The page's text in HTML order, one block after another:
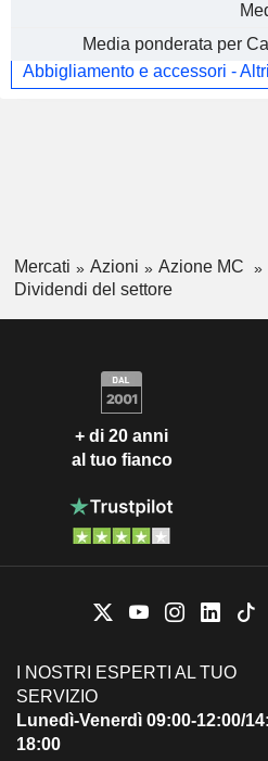
Media ponderata per
Abbigliamento e accessori - Altri
Mercati Azioni Azione MC
Dividendi del settore
+ di 20 anni
al tuo fianco
I NOSTRI ESPERTI AL TUO
SERVIZIO
Lunedì-Venerdì 09:00-12:00/
18:00